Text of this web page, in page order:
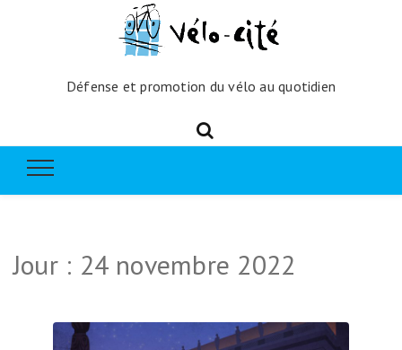
Défense et promotion du vélo au quotidien
Jour : 24 novembre 2022